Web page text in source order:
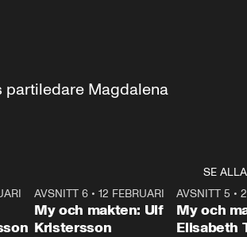
partiledare Magdalena
SE ALLA
24:30 27:30
AVSNITT 6 •12 FEBRUARI
My och makten: Ulf
Kristersson
AVSNITT 5 •
My och
Elisabeth